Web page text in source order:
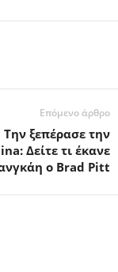
Επόμενο άρθρο
Την ξεπέρασε την
Δείτε τι έκανε
ο Brad Pitt